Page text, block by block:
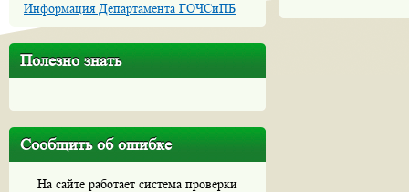
Информация Департамента ГОЧСиПБ
Полезно знать
Сообщить об ошибке
На сайте работает система проверки